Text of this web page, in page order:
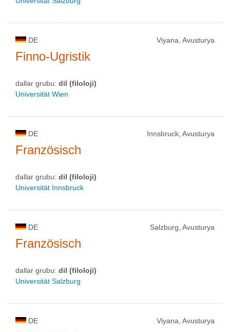
DE Viyana, Avusturya
Finno-Ugristik
dallar grubu: dil (filoloji)
Universität Wien
DE Innsbruck, Avusturya
Französisch
dallar grubu: dil (filoloji)
Universität Innsbruck
DE Salzburg, Avusturya
Französisch
dallar grubu: dil (filoloji)
Universität Salzburg
DE Viyana, Avusturya